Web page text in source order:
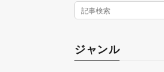
ジャンル